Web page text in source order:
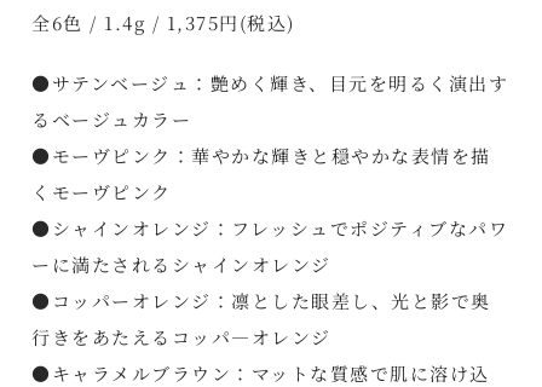
全6色 / 1.4g / 1,375円(税込)
●サテンベージュ：艶めく輝き、目元を明るく演出す
るベージュカラー
●モーヴピンク：華やかな輝きと穏やかな表情を描
くモーヴピンク
●シャインオレンジ：フレッシュでポジティブなパワ
ーに満たされるシャインオレンジ
●コッパーオレンジ：凛とした眼差し、光と影で奥
行きをあたえるコッパ―オレンジ
●キャラメルブラウン：マットな質感で肌に溶け込